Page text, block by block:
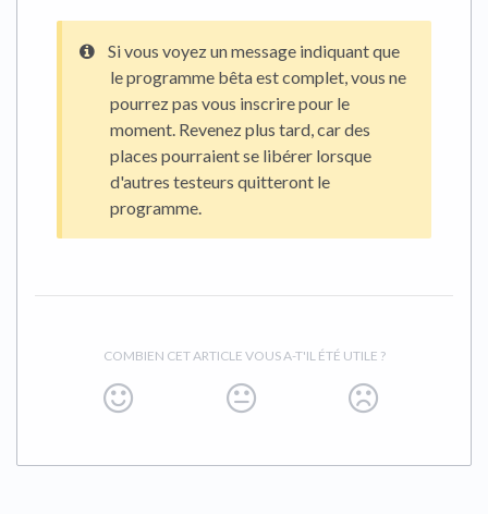
Si vous voyez un message indiquant que
le programme bêta est complet, vous ne
pourrez pas vous inscrire pour le
moment. Revenez plus tard, car des
places pourraient se libérer lorsque
d'autres testeurs quitteront le
programme.
COMBIEN CET ARTICLE VOUS A-T'IL ÉTÉ UTILE ?